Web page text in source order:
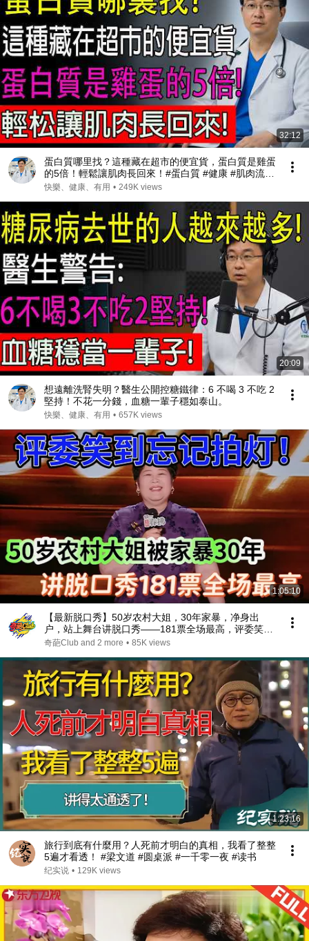
32:12
蛋白質哪里找？這種藏在超市的便宜貨，蛋白質是雞蛋
的5倍！輕鬆讓肌肉長回來！#蛋白質 #健康 #肌肉流失
#肌少症
快樂、健康、有用 • 249K views
20:09
想遠離洗腎失明？醫生公開控糖鐵律：6 不喝 3 不吃 2
堅持！不花一分錢，血糖一輩子穩如泰山。
快樂、健康、有用 • 657K views
1:05:10
【最新脱口秀】50岁农村大姐，30年家暴，净身出
户，站上舞台讲脱口秀——181票全场最高，评委笑到
忘记拍灯！
奇葩Club and 2 more • 85K views
1:23:16
旅行到底有什麼用？人死前才明白的真相，我看了整整
5遍才看透！ #梁文道 #圆桌派 #一千零一夜 #读书
纪实说 • 129K views